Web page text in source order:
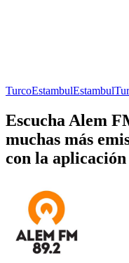
TurcoEstambulEstambul
Escucha Alem
muchas más
con la